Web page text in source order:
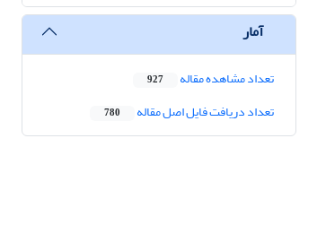
آمار
تعداد مشاهده مقاله 927
تعداد دریافت فایل اصل مقاله 780